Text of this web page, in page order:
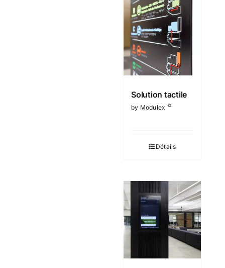
Solution tactile
by Modulex ©
Détails